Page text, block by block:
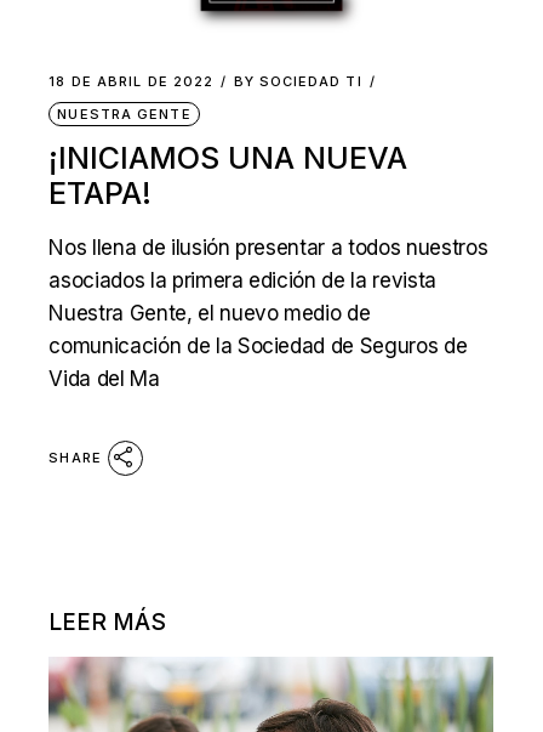
18 DE ABRIL DE 2022 BY SOCIEDAD TI
NUESTRA GENTE
¡INICIAMOS UNA NUEVA
ETAPA!
Nos llena de ilusión presentar a todos nuestros
asociados la primera edición de la revista
Nuestra Gente, el nuevo medio de
comunicación de la Sociedad de Seguros de
Vida del Ma
SHARE
LEER MÁS